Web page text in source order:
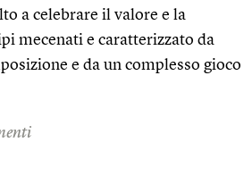
a celebrare il valore e la
mecenati e caratterizzato da
e da un complesso gioco